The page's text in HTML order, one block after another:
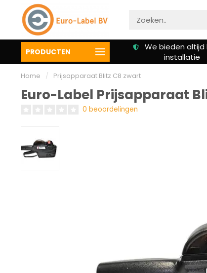
PRODUCTEN
Gratis verzending vanaf €
50,00
We bieden altijd
installatie
Home / Prijsapparaat Blitz C8 zwart
Euro-Label Prijsapparaat
0 beoordelingen